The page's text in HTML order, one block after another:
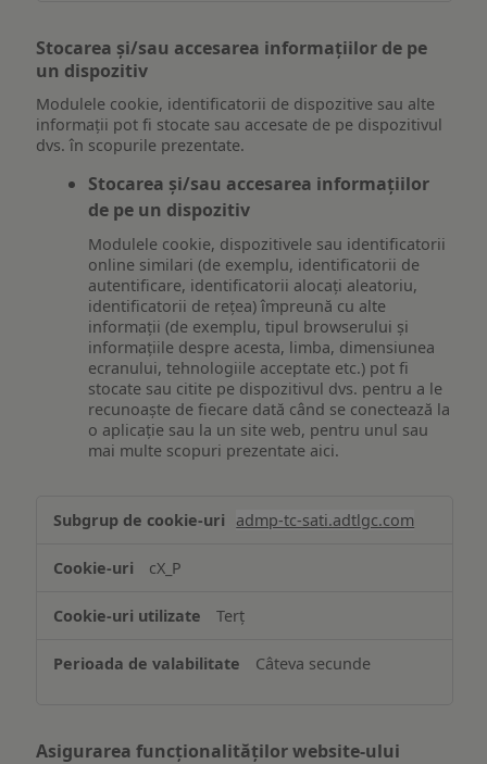
Stocarea și/sau accesarea informațiilor de pe
un dispozitiv
Modulele cookie, identificatorii de dispozitive sau alte
informații pot fi stocate sau accesate de pe dispozitivul
dvs. în scopurile prezentate.
Stocarea și/sau accesarea informațiilor
de pe un dispozitiv
Modulele cookie, dispozitivele sau identificatorii
online similari (de exemplu, identificatorii de
autentificare, identificatorii alocați aleatoriu,
identificatorii de rețea) împreună cu alte
informații (de exemplu, tipul browserului și
informațiile despre acesta, limba, dimensiunea
ecranului, tehnologiile acceptate etc.) pot fi
stocate sau citite pe dispozitivul dvs. pentru a le
recunoaște de fiecare dată când se conectează la
o aplicație sau la un site web, pentru unul sau
mai multe scopuri prezentate aici.
și/sau
informațiilor
pe
dispozitiv
admp-tc-sati.adtlgc.com
cX_P
Terț
Câteva secunde
Asigurarea funcționalităților website-ului